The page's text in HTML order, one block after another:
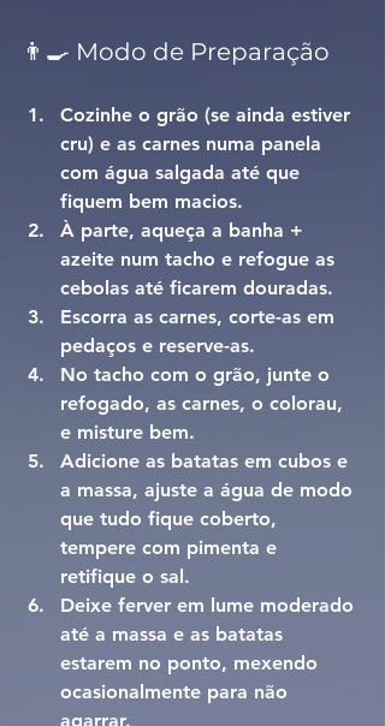
👨‍🍳 Modo de Preparação
Cozinhe o grão (se ainda estiver
cru) e as carnes numa panela
com água salgada até que
fiquem bem macios.
À parte, aqueça a banha +
azeite num tacho e refogue as
cebolas até ficarem douradas.
Escorra as carnes, corte-as em
pedaços e reserve-as.
No tacho com o grão, junte o
refogado, as carnes, o colorau,
e misture bem.
Adicione as batatas em cubos e
a massa, ajuste a água de modo
que tudo fique coberto,
tempere com pimenta e
retifique o sal.
Deixe ferver em lume moderado
até a massa e as batatas
estarem no ponto, mexendo
ocasionalmente para não
agarrar.